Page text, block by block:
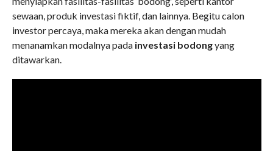
sewaan, produk investasi fiktif, dan lainnya. Begitu calon
investor percaya, maka mereka akan dengan mudah
menanamkan modalnya pada investasi bodongyang
ditawarkan.